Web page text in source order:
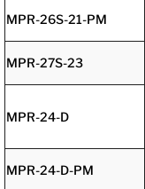
MPR-26S-21-PM
MPR-27S-23
MPR-24-D
MPR-24-D-PM